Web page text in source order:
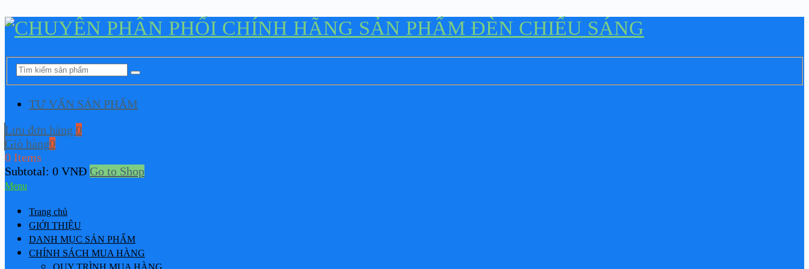
TƯ VẤN SẢN PHẨM
Lưu đơn hàng 0
Giỏ hàng0
0 Items
Subtotal: 0 VNĐ Go to Shop
Menu
Trang chủ
GIỚI THIỆU
DANH MỤC SẢN PHẨM
CHÍNH SÁCH MUA HÀNG
QUY TRÌNH MUA HÀNG